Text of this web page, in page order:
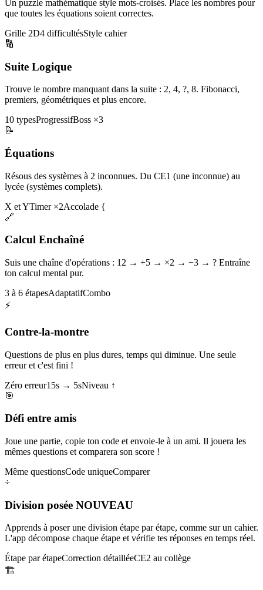
Un puzzle mathématique style mots-croisés. Place les nombres pour
que toutes les équations soient correctes.
Grille 2D4 difficultésStyle cahier
🔢
Suite Logique
Trouve le nombre manquant dans la suite : 2, 4, ?, 8. Fibonacci,
premiers, géométriques et plus encore.
10 typesProgressifBoss ×3
📝
Équations
Résous des systèmes à 2 inconnues. Du CE1 (une inconnue) au
lycée (systèmes complets).
X et YTimer ×2Accolade {
🔗
Calcul Enchaîné
Suis une chaîne d'opérations : 12 → +5 → ×2 → −3 → ? Entraîne
ton calcul mental pur.
3 à 6 étapesAdaptatifCombo
⚡
Contre-la-montre
Questions de plus en plus dures, temps qui diminue. Une seule
erreur et c'est fini !
Zéro erreur15s → 5sNiveau ↑
🎯
Défi entre amis
Joue une partie, copie ton code et envoie-le à un ami. Il jouera les
mêmes questions et comparera son score !
Même questionsCode uniqueComparer
÷
Division posée NOUVEAU
Apprends à poser une division étape par étape, comme sur un cahier.
L'app décompose chaque étape et vérifie tes réponses en temps réel.
Étape par étapeCorrection détailléeCE2 au collège
🏗️